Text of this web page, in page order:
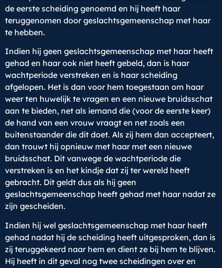
de eerste scheiding genoemd en hij heeft haar
teruggenomen door geslachtsgemeenschap met haar
te hebben.
Indien hij geen geslachtsgemeenschap met haar heeft
gehad en haar ook niet heeft gebeld, dan is haar
wachtperiode verstreken en is haar scheiding
afgelopen. Het is dan voor hem toegestaan om haar
weer ten huwelijk te vragen en een nieuwe bruidsschat
aan te bieden, net als iemand die (voor de eerste keer)
de hand van een vrouw vraagt en net zoals een
buitenstaander die dit doet. Als zij hem dan accepteert,
dan trouwt hij opnieuw met haar met een nieuwe
bruidsschat. Dit vanwege de wachtperiode die
verstreken is en het kindje dat zij ter wereld heeft
gebracht. Dit geldt dus als hij geen
geslachtsgemeenschap heeft gehad met haar nadat ze
zijn gescheiden.
Indien hij wel geslachtsgemeenschap met haar heeft
gehad nadat hij de scheiding heeft uitgesproken, dan is
zij teruggekeerd naar hem en dient ze bij hem te blijven.
Hij heeft in dit geval nog twee scheidingen over en